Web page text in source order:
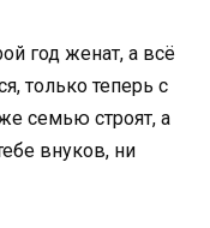
год женат, а всё
только теперь с
семью строят, а
внуков, ни